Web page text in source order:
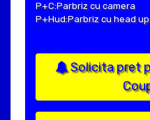
P+C:Parbriz cu camera
P+Hud:Parbriz cu head
Solicita pret